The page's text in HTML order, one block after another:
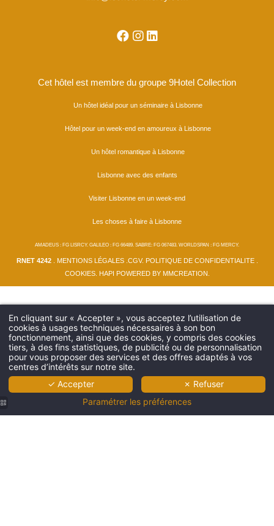
Cet hôtel est membre du groupe 9Hotel Collection
Un hôtel idéal pour un séminaire à Lisbonne
Hôtel pour un week-end en amoureux à Lisbonne
Un hôtel romantique à Lisbonne
Lisbonne avec des enfants
Visiter Lisbonne en un week-end
Les choses à faire à Lisbonne
AMADEUS : FG LISRCY. GALILEO : FG 66489. SABRE: FG 067483. WORLDSPAN : FG MERCY.
RNET 4242. MENTIONS LÉGALES CGV. POLITIQUE DE CONFIDENTIALITE
COOKIES. HAPI POWERED BY MMCREATION
En cliquant sur « Accepter », vous acceptez l’utilisation de
cookies à usages techniques nécessaires à son bon
fonctionnement, ainsi que des cookies, y compris des cookies
tiers, à des fins statistiques, de publicité ou de personnalisation
pour vous proposer des services et des offres adaptés à vos
centres d’intérêts sur notre site.
✓ Accepter
✗ Refuser
Paramétrer les préférences